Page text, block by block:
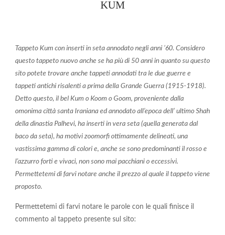
KUM
Tappeto Kum con inserti in seta annodato negli anni ’60. Considero
questo tappeto nuovo anche se ha più di 50 anni in quanto su questo
sito potete trovare anche tappeti annodati tra le due guerre e
tappeti antichi risalenti a prima della Grande Guerra (1915-1918).
Detto questo, il bel Kum o Koom o Goom, proveniente dalla
omonima città santa Iraniana ed annodato all’epoca dell’ ultimo Shah
della dinastia Palhevi, ha inserti in vera seta (quella generata dal
baco da seta), ha motivi zoomorfi ottimamente delineati, una
vastissima gamma di colori e, anche se sono predominanti il rosso e
l’azzurro forti e vivaci, non sono mai pacchiani o eccessivi.
Permettetemi di farvi notare anche il prezzo al quale il tappeto viene
proposto.
Permettetemi di farvi notare le parole con le quali finisce il
commento al tappeto presente sul sito: